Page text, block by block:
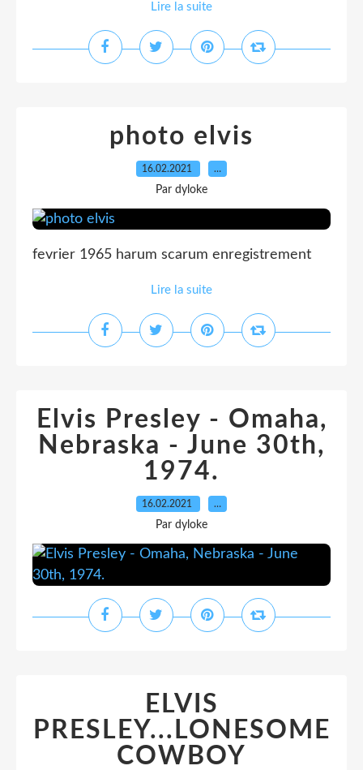
Lire la suite
photo elvis
16.02.2021 …
Par dyloke
fevrier 1965 harum scarum enregistrement
Lire la suite
Elvis Presley - Omaha,
Nebraska - June 30th,
1974.
16.02.2021 …
Par dyloke
ELVIS
PRESLEY...LONESOME
COWBOY